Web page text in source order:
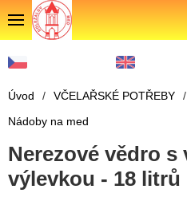
Úvod / VČELAŘSKÉ POTŘEBY /
Nádoby na med
Nerezové vědro s
výlevkou - 18 litrů